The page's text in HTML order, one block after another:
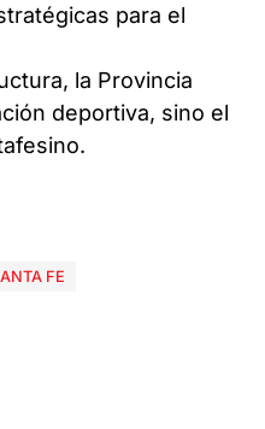
para el
la Provincia
deportiva, sino el
FE